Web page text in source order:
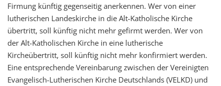
Firmung künftig gegenseitig anerkennen. Wer von einer
lutherischen Landeskirche in die Alt-Katholische Kirche
übertritt, soll künftig nicht mehr gefirmt werden. Wer von
der Alt-Katholischen Kirche in eine lutherische
Kircheübertritt, soll künftig nicht mehr konfirmiert werden.
Eine entsprechende Vereinbarung zwischen der Vereinigten
Evangelisch-Lutherischen Kirche Deutschlands (VELKD) und